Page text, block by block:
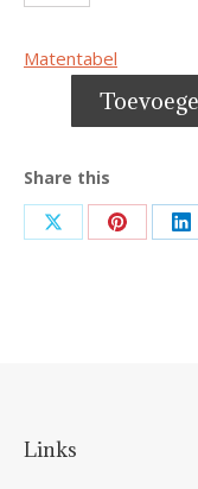
Matentabel
Share this
Share Share
Links